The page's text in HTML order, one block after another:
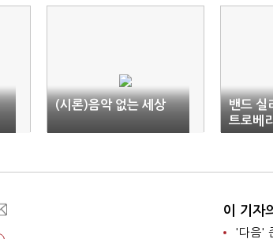
(시론)음악 없는 세상
밴드 실
트로베
티스트
이 기자
'다음'